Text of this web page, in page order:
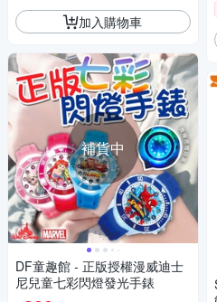
加入購物車
補貨中
DF童趣館 - 正版授權漫威迪士
尼兒童七彩閃燈發光手錶